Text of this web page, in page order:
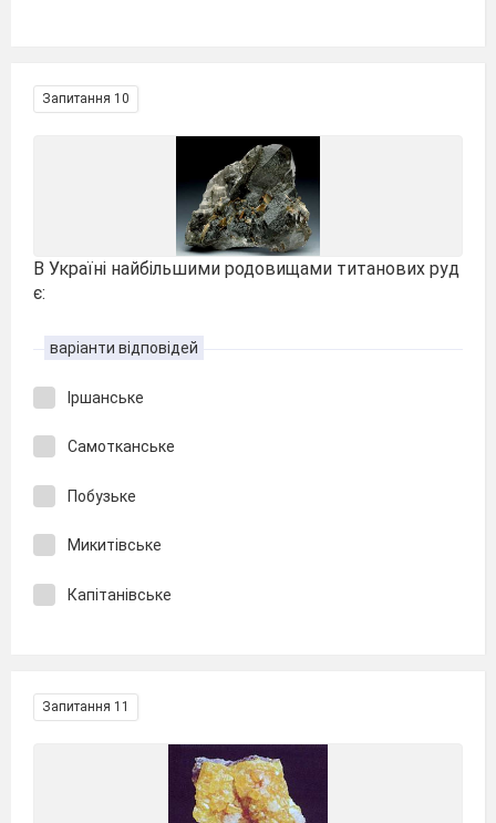
Запитання 10
В Україні найбільшими родовищами титанових руд
є:
варіанти відповідей
Іршанське
Самотканське
Побузьке
Микитівське
Капітанівське
Запитання 11